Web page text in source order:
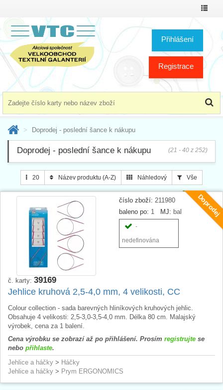
Přihlášení
Registrace
Doprodej - poslední šance k nákupu
Doprodej - poslední šance k nákupu (21 - 40 z 252)
20 Název produktu (A-Z) Náhledový Vše
Doprodej
číslo zboží: 211980
baleno po: 1 MJ: bal
-
nedefinována
č. karty: 39169
Jehlice kruhová 2,5-4,0 mm, 4 velikosti, CC
Colour collection - sada barevných hliníkových kruhových jehlic.
Obsahuje 4 velikosti: 2,5-3,0-3,5-4,0 mm. Délka 80 cm. Malajský
výrobek, cena za 1 balení.
Cena výrobku se zobrazí až po přihlášení. Prosím registrujte se
nebo přihlaste.
Jehlice a háčky > Háčky
Jehlice a háčky > Prym ERGONOMICS